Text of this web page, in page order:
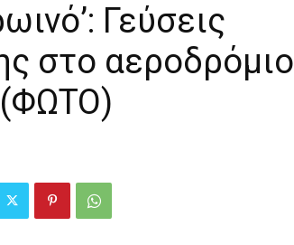
Γεύσεις
στο αεροδρόμιο
(ΦΩΤΟ)